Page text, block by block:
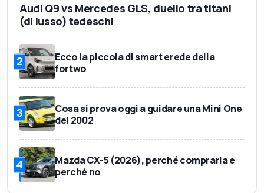
Audi Q9 vs Mercedes GLS, duello tra titani
(di lusso) tedeschi
2
Ecco la piccola di smart erede della
fortwo
3
Cosa si prova oggi a guidare una Mini One
del 2002
4
Mazda CX-5 (2026), perché comprarla e
perché no